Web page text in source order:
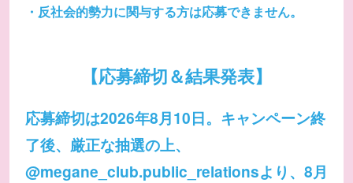
反社会的勢力に関与する方は応募できません。
【応募締切＆結果発表】
応募締切は2026年8月10日。キャンペーン終
了後、厳正な抽選の上、
@megane_club.public_relationsより、8月